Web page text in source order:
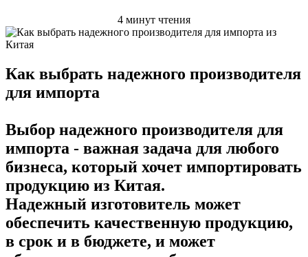
4 минут чтения
Как выбрать надежного производителя
для импорта
Выбор надежного производителя для
импорта - важная задача для любого
бизнеса, который хочет импортировать
продукцию из Китая.
Надежный изготовитель может
обеспечить качественную продукцию,
в срок и в бюджете, и может